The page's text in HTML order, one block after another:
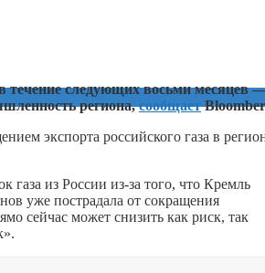
течение следующих восьми месяцев
региона,сообщает
экспорта российского газа в
газа из России из-за того, что Кремль
уже пострадала от сокращения
сейчас может снизить как риск, так